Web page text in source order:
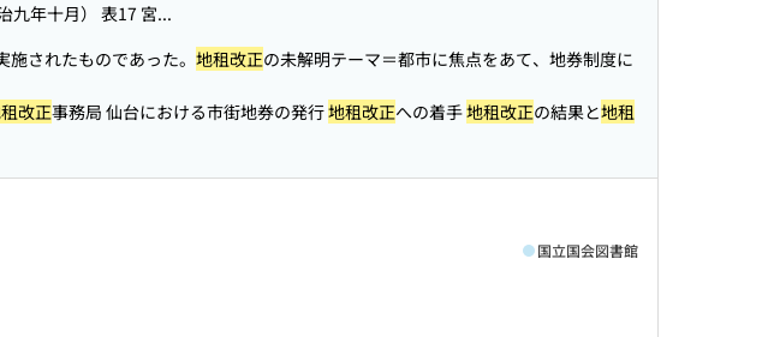
九年十月） 表17 宮...
施されたものであった。 地租改正の未解明テーマ＝都市に焦点をあて、地券制度に
改正事務局 仙台における市街地券の発行地租改正への着手地租改正の結果と地租
国立国会図書館